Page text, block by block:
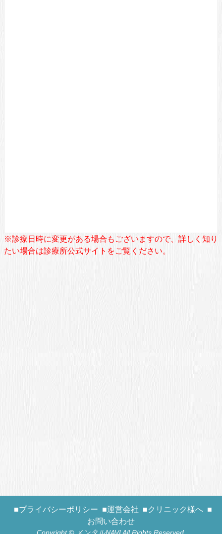
※診療日時に変更がある場合もございますので、詳しく知り
たい場合は診療所公式サイトをご覧ください。
■プライバシーポリシー ■運営会社 ■クリニック様へ ■
お問い合わせ